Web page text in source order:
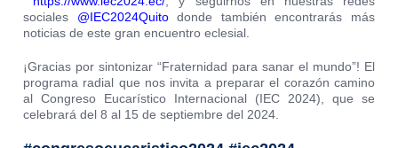
sociales @IEC2024Quitodonde también encontrarás más
noticias de este gran encuentro eclesial.
¡Gracias por sintonizar “Fraternidad para sanar el mundo”! El
programa radial que nos invita a preparar el corazón camino
al Congreso Eucarístico Internacional (IEC 2024), que se
celebrará del 8 al 15 de septiembre del 2024.